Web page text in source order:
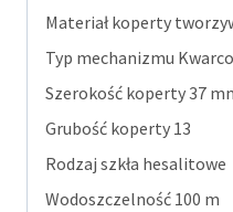
Materiał koperty
Typ mechanizmu
Szerokość koperty 37
Grubość koperty 13
Rodzaj szkła hesalitowe
Wodoszczelność 100 m